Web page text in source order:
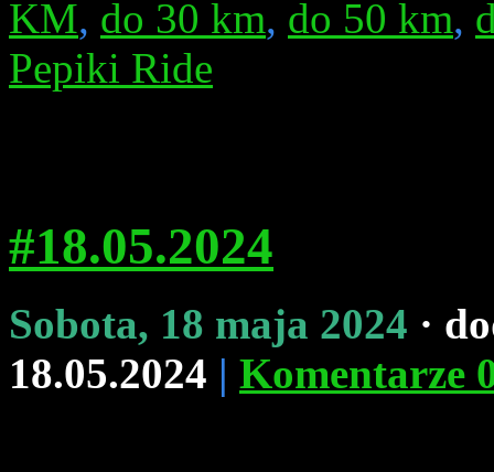
KM, do 30 km, do 50 km,
Pepiki Ride
#18.05.2024
Sobota, 18 maja 2024 ·
18.05.2024 | Komentarze